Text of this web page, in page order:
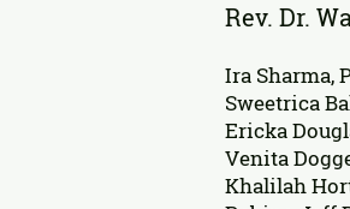
Rev. Dr.
Ira Sharma,
Sweetrica
Ericka
Venita
Khalilah